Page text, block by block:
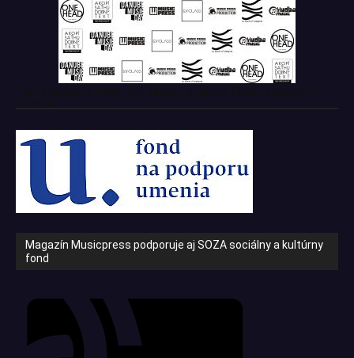
Magazín Musicpress podporuje aj SOZA sociálny a kultúrny
fond